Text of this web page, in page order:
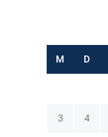
M D
3 4